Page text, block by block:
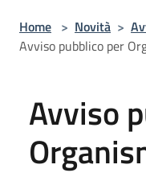
Home > Novità >
Avviso pubblico per
Avviso